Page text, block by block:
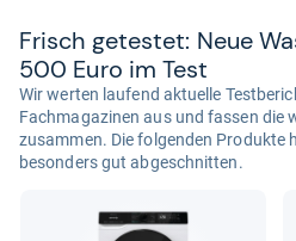
Frisch getes­tet: Neue
500 Euro im Test
Wir werten laufend aktuelle
Fachmagazinen aus und fassen die
zusammen. Die folgenden Produkte
besonders gut abgeschnitten.